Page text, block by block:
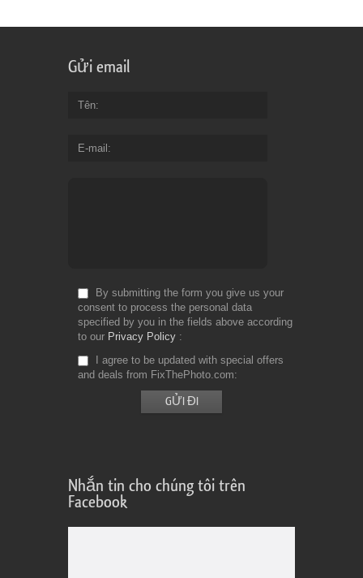
Gửi email
Tên
E-mail
By submitting the form you give us your
consent to process the personal data
specified by you in the fields above according
to our Privacy Policy
I agree to be updated with special offers
and deals from FixThePhoto.com
Nhắn tin cho chúng tôi trên
Facebook